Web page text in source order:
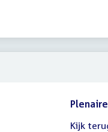
Kijk